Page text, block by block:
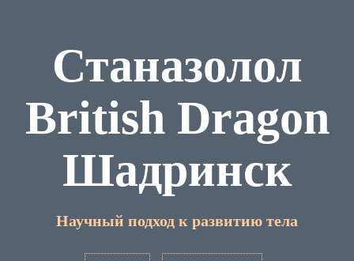
Станазолол
British Dragon
Шадринск
Научный подход к развитию тела